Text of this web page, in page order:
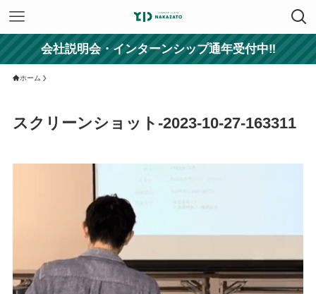
会社説明会・インターンシップ通年受付中‼
ホーム
スクリーンショット-2023-10-27-163311